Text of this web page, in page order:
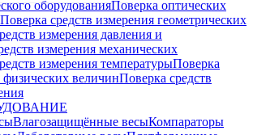
оборудованияПоверка оптических
Поверка средств измерения геометрических
измерения давления и
измерения механических
измерения температурыПоверка
физических величинПоверка средств
Влагозащищённые весыКомпараторы